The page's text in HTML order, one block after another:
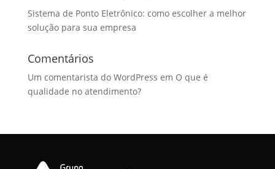
Sistema de Ponto Eletrônico: como escolher a melhor
solução para sua empresa
Comentários
Um comentarista do WordPress em O que é
qualidade no atendimento?